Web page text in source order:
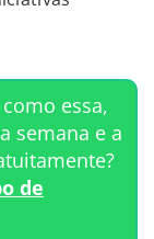
essa,
semana e a
de